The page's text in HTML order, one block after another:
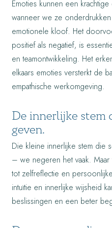
Emoties kunnen een
wanneer we ze
emotionele kloof. Het
positief als negatief, is
en teamontwikkeling. Het
elkaars emoties versterkt de
empathische werkomgeving.
De innerlijke stem
geven.
Die kleine innerlijke stem die
– we negeren het vaak.
tot zelfreflectie en
intuïtie en innerlijke wijsheid
beslissingen en een beter